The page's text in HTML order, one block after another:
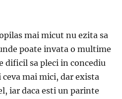
mai micut nu ezita sa
poate invata o multime
dificil sa pleci in concediu
mai mici, dar exista
iar daca esti un parinte